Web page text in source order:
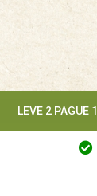
LEVE 2 PAGUE 1